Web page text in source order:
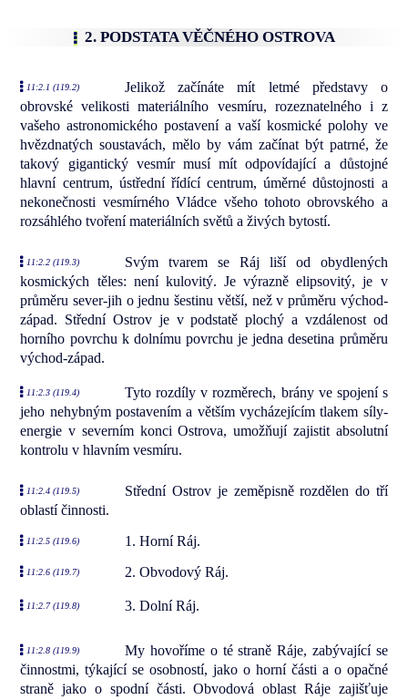
2. PODSTATA VĚČNÉHO OSTROVA
11:2.1 (119.2)
Jelikož začínáte mít letmé představy o
obrovské velikosti materiálního vesmíru, rozeznatelného i z
vašeho astronomického postavení a vaší kosmické polohy ve
hvězdnatých soustavách, mělo by vám začínat být patrné, že
takový gigantický vesmír musí mít odpovídající a důstojné
hlavní centrum, ústřední řídící centrum, úměrné důstojnosti a
nekonečnosti vesmírného Vládce všeho tohoto obrovského a
rozsáhlého tvoření materiálních světů a živých bytostí.
11:2.2 (119.3)
Svým tvarem se Ráj liší od obydlených
kosmických těles: není kulovitý. Je výrazně elipsovitý, je v
průměru sever-jih o jednu šestinu větší, než v průměru východ-
západ. Střední Ostrov je v podstatě plochý a vzdálenost od
horního povrchu k dolnímu povrchu je jedna desetina průměru
východ-západ.
11:2.3 (119.4)
Tyto rozdíly v rozměrech, brány ve spojení s
jeho nehybným postavením a větším vycházejícím tlakem síly-
energie v severním konci Ostrova, umožňují zajistit absolutní
kontrolu v hlavním vesmíru.
11:2.4 (119.5)
Střední Ostrov je zeměpisně rozdělen do tří
oblastí činnosti.
11:2.5 (119.6) 1. Horní Ráj.
11:2.6 (119.7) 2. Obvodový Ráj.
11:2.7 (119.8) 3. Dolní Ráj.
11:2.8 (119.9)
My hovoříme o té straně Ráje, zabývající se
činnostmi, týkající se osobností, jako o horní části a o opačné
straně jako o spodní části. Obvodová oblast Ráje zajišťuje